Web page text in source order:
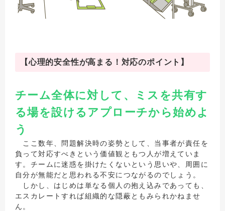
【心理的安全性が高まる！対応のポイント】
チーム全体に対して、ミスを共有す
る場を設けるアプローチから始めよ
う
ここ数年、問題解決時の姿勢として、当事者が責任を
負って対応すべきという価値観ともつ人が増えていま
す。チームに迷惑を掛けたくないという思いや、周囲に
自分が無能だと思われる不安につながるのでしょう。
しかし、はじめは単なる個人の抱え込みであっても、
エスカレートすれば組織的な隠蔽ともみられかねませ
ん。